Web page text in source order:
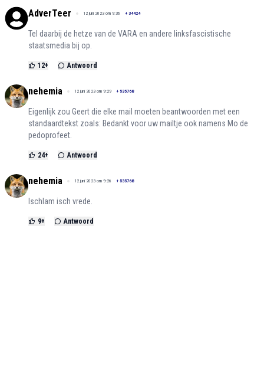
AdverTeer 12 juni 2023 om 9:36 + 34424
Tel daarbij de hetze van de VARA en andere linksfascistische
staatsmedia bij op.
12+ Antwoord
nehemia 12 juni 2023 om 9:29 + 535768
Eigenlijk zou Geert die elke mail moeten beantwoorden met een
standaardtekst zoals: Bedankt voor uw mailtje ook namens Mo de
pedoprofeet.
24+ Antwoord
nehemia 12 juni 2023 om 9:26 + 535768
Ischlam isch vrede.
9+ Antwoord